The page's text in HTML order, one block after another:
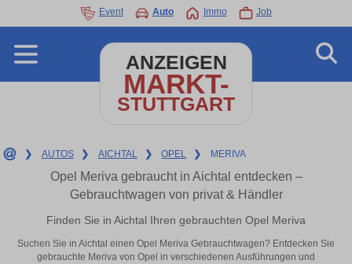
Event Auto Immo Job
ANZEIGEN
MARKT-
STUTTGART
❯ AUTOS ❯ AICHTAL ❯ OPEL ❯ MERIVA
Opel Meriva gebraucht in Aichtal entdecken –
Gebrauchtwagen von privat & Händler
Finden Sie in Aichtal Ihren gebrauchten Opel Meriva
Suchen Sie in Aichtal einen Opel Meriva Gebrauchtwagen? Entdecken Sie
gebrauchte Meriva von Opel in verschiedenen Ausführungen und